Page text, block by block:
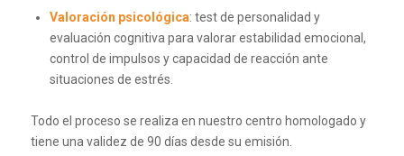
Valoración psicológica: test de personalidad y
evaluación cognitiva para valorar estabilidad emocional,
control de impulsos y capacidad de reacción ante
situaciones de estrés.
Todo el proceso se realiza en nuestro centro homologado y
tiene una validez de 90 días desde su emisión.